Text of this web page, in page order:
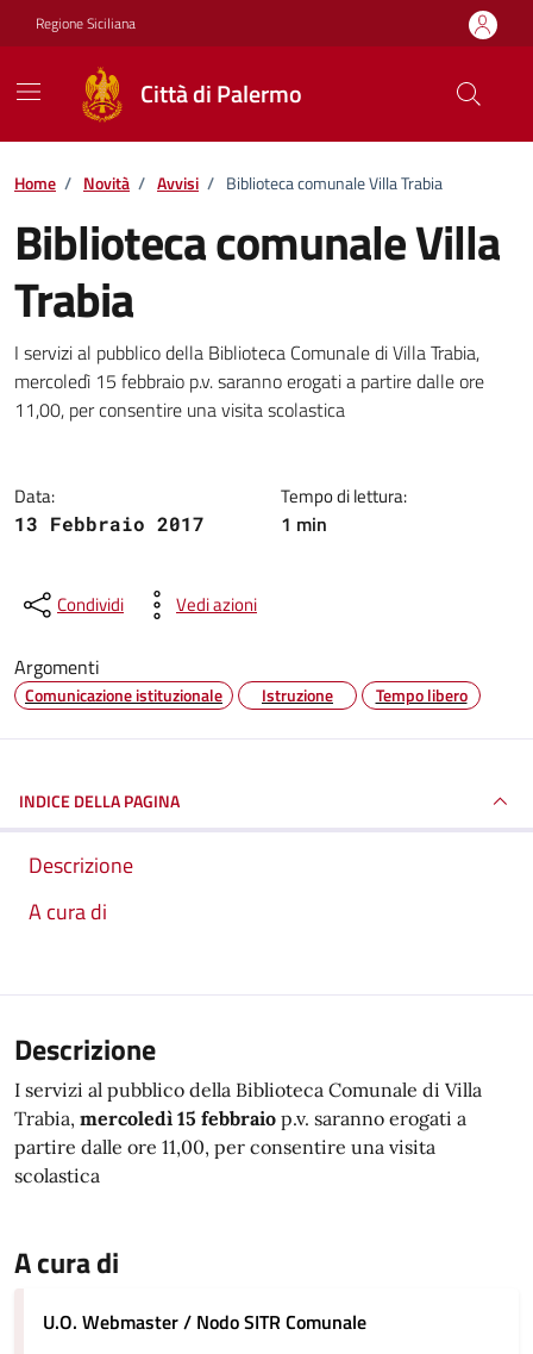
Vai ai contenuti
Vai al footer
Regione Siciliana
Città di Palermo
Home / Novità / Avvisi / Biblioteca comunale Villa Trabia
Biblioteca comunale Villa
Trabia
Dettagli della notizia
I servizi al pubblico della Biblioteca Comunale di Villa Trabia,
mercoledì 15 febbraio p.v. saranno erogati a partire dalle ore
11,00, per consentire una visita scolastica
Data:
13 Febbraio 2017
Tempo di lettura:
1 min
Condividi Vedi azioni
Argomenti
Comunicazione istituzionale Istruzione Tempo libero
INDICE DELLA PAGINA
Descrizione
A cura di
Descrizione
I servizi al pubblico della Biblioteca Comunale di Villa
Trabia, mercoledì 15 febbraio p.v. saranno erogati a
partire dalle ore 11,00, per consentire una visita
scolastica
A cura di
U.O. Webmaster / Nodo SITR Comunale